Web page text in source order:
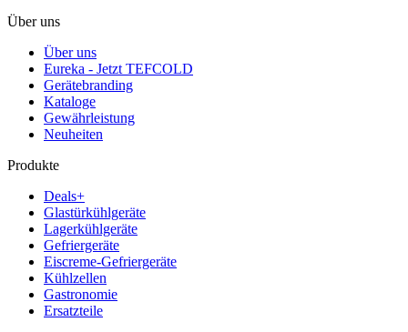
Über uns
Über uns
Eureka - Jetzt TEFCOLD
Gerätebranding
Kataloge
Gewährleistung
Neuheiten
Produkte
Deals+
Glastürkühlgeräte
Lagerkühlgeräte
Gefriergeräte
Eiscreme-Gefriergeräte
Kühlzellen
Gastronomie
Ersatzteile